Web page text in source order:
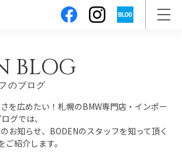
BLOG
のブログ
を広めたい！札幌のBMW専門店・インポー
グでは、
お知らせ、BODENのスタッフを知って頂く
紹介します。